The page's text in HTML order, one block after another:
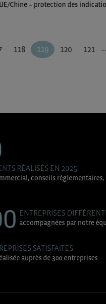
UE/Chine – protection des
118 119 120 121 …
RÉALISÉS EN 2025
conseils réglementaires,
ENTREPRISES
accompagnées par notre
SATISFAITES
auprès de 300 entreprises